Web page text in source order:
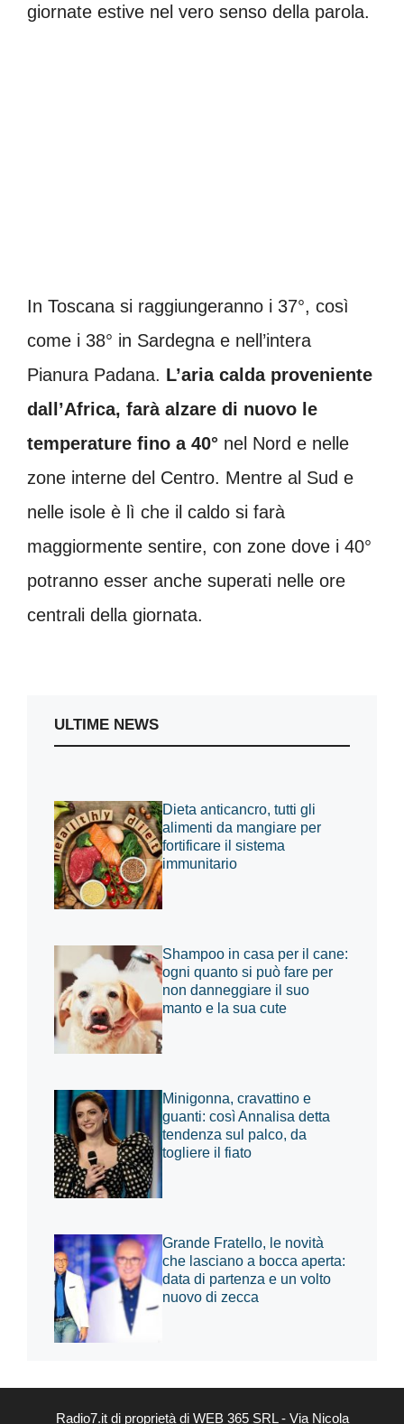
giornate estive nel vero senso della parola.
In Toscana si raggiungeranno i 37°, così
come i 38° in Sardegna e nell’intera
Pianura Padana. L’aria calda proveniente
dall’Africa, farà alzare di nuovo le
temperature fino a 40° nel Nord e nelle
zone interne del Centro. Mentre al Sud e
nelle isole è lì che il caldo si farà
maggiormente sentire, con zone dove i 40°
potranno esser anche superati nelle ore
centrali della giornata.
ULTIME NEWS
Dieta anticancro, tutti gli
alimenti da mangiare per
fortificare il sistema
immunitario
Shampoo in casa per il cane:
ogni quanto si può fare per
non danneggiare il suo
manto e la sua cute
Minigonna, cravattino e
guanti: così Annalisa detta
tendenza sul palco, da
togliere il fiato
Grande Fratello, le novità
che lasciano a bocca aperta:
data di partenza e un volto
nuovo di zecca
Radio7.it di proprietà di WEB 365 SRL - Via Nicola